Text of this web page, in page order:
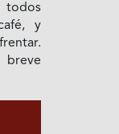
todos
y
breve